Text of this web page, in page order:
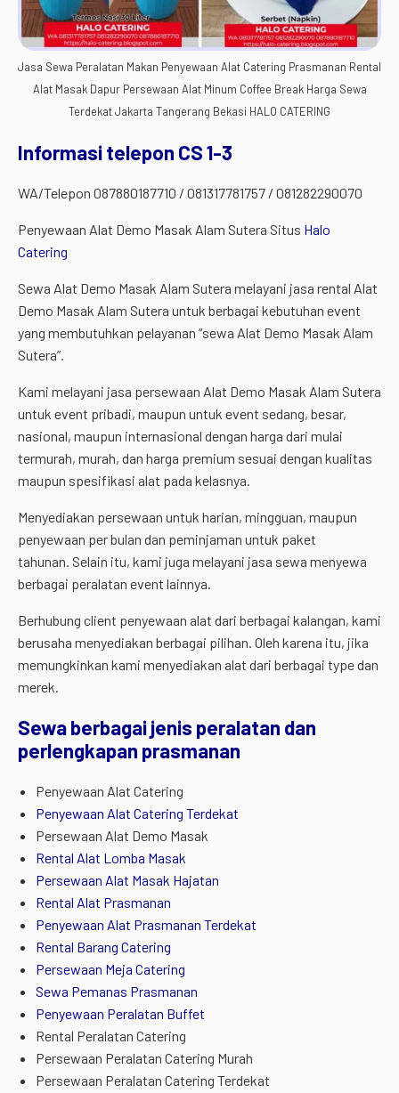
Jasa Sewa Peralatan Makan Penyewaan Alat Catering Prasmanan Rental
Alat Masak Dapur Persewaan Alat Minum Coffee Break Harga Sewa
Terdekat Jakarta Tangerang Bekasi HALO CATERING
Informasi telepon CS 1-3
WA/Telepon 087880187710 / 081317781757 / 081282290070
Penyewaan Alat Demo Masak Alam Sutera Situs Halo
Catering
Sewa Alat Demo Masak Alam Sutera melayani jasa rental Alat
Demo Masak Alam Sutera untuk berbagai kebutuhan event
yang membutuhkan pelayanan “sewa Alat Demo Masak Alam
Sutera”.
Kami melayani jasa persewaan Alat Demo Masak Alam Sutera
untuk event pribadi, maupun untuk event sedang, besar,
nasional, maupun internasional dengan harga dari mulai
termurah, murah, dan harga premium sesuai dengan kualitas
maupun spesifikasi alat pada kelasnya.
Menyediakan persewaan untuk harian, mingguan, maupun
penyewaan per bulan dan peminjaman untuk paket
tahunan. Selain itu, kami juga melayani jasa sewa menyewa
berbagai peralatan event lainnya.
Berhubung client penyewaan alat dari berbagai kalangan, kami
berusaha menyediakan berbagai pilihan. Oleh karena itu, jika
memungkinkan kami menyediakan alat dari berbagai type dan
merek.
Sewa berbagai jenis peralatan dan
perlengkapan prasmanan
Penyewaan Alat Catering
Penyewaan Alat Catering Terdekat
Persewaan Alat Demo Masak
Rental Alat Lomba Masak
Persewaan Alat Masak Hajatan
Rental Alat Prasmanan
Penyewaan Alat Prasmanan Terdekat
Rental Barang Catering
Persewaan Meja Catering
Sewa Pemanas Prasmanan
Penyewaan Peralatan Buffet
Rental Peralatan Catering
Persewaan Peralatan Catering Murah
Persewaan Peralatan Catering Terdekat